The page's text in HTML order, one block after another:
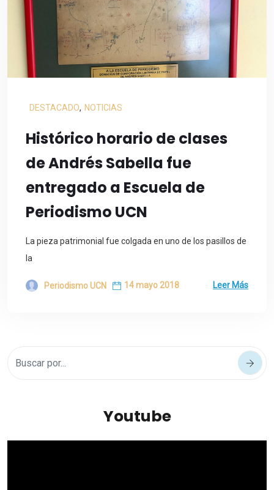
DESTACADO, NOTICIAS
Histórico horario de clases
de Andrés Sabella fue
entregado a Escuela de
Periodismo UCN
La pieza patrimonial fue colgada en uno de los pasillos de
la
Periodismo UCN 14 mayo 2018 Leer Más
Youtube